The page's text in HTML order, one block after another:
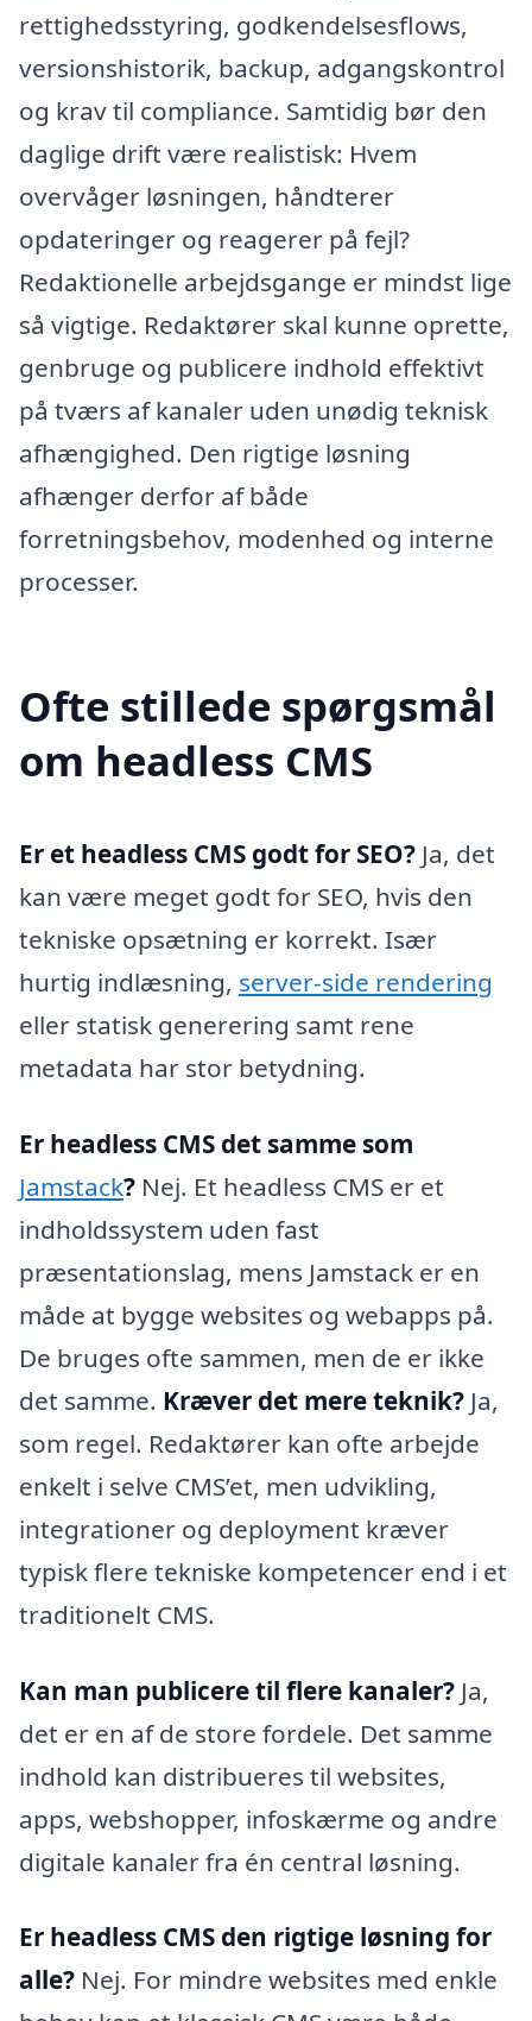
rettighedsstyring, godkendelsesflows,
versionshistorik, backup, adgangskontrol
og krav til compliance. Samtidig bør den
daglige drift være realistisk: Hvem
overvåger løsningen, håndterer
opdateringer og reagerer på fejl?
Redaktionelle arbejdsgange er mindst lige
så vigtige. Redaktører skal kunne oprette,
genbruge og publicere indhold effektivt
på tværs af kanaler uden unødig teknisk
afhængighed. Den rigtige løsning
afhænger derfor af både
forretningsbehov, modenhed og interne
processer.
Ofte stillede spørgsmål
om headless CMS
Er et headless CMS godt for SEO? Ja, det
kan være meget godt for SEO, hvis den
tekniske opsætning er korrekt. Især
hurtig indlæsning, server-side rendering
eller statisk generering samt rene
metadata har stor betydning.
Er headless CMS det samme som
Jamstack? Nej. Et headless CMS er et
indholdssystem uden fast
præsentationslag, mens Jamstack er en
måde at bygge websites og webapps på.
De bruges ofte sammen, men de er ikke
det samme. Kræver det mere teknik? Ja,
som regel. Redaktører kan ofte arbejde
enkelt i selve CMS’et, men udvikling,
integrationer og deployment kræver
typisk flere tekniske kompetencer end i et
traditionelt CMS.
Kan man publicere til flere kanaler? Ja,
det er en af de store fordele. Det samme
indhold kan distribueres til websites,
apps, webshopper, infoskærme og andre
digitale kanaler fra én central løsning.
Er headless CMS den rigtige løsning for
alle? Nej. For mindre websites med enkle